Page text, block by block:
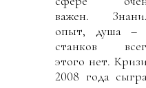
важен.
опыт, душа –
станков
этого нет.
2008 года